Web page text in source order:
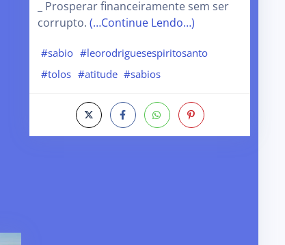
_ Prosperar financeiramente sem ser
corrupto. (…Continue Lendo…)
#sabio #leorodriguesespiritosanto
#tolos #atitude #sabios